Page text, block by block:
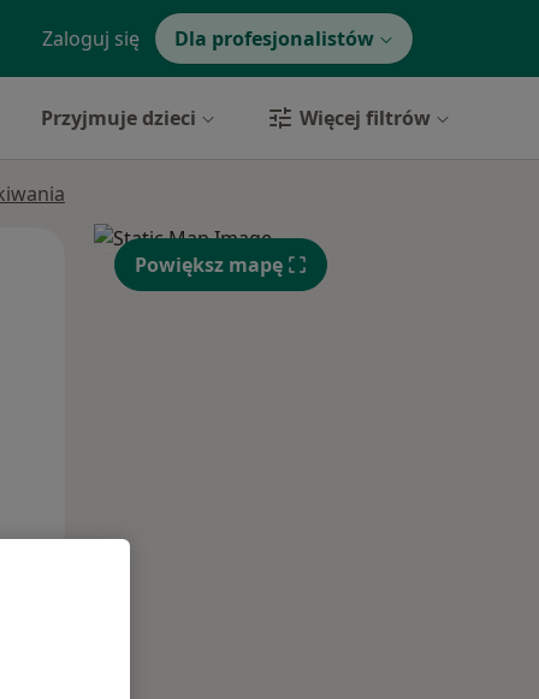
Zaloguj się Dla profesjonalistów
Przyjmuje dzieci Więcej filtrów
Śr, Czw,
Powiększ mapę